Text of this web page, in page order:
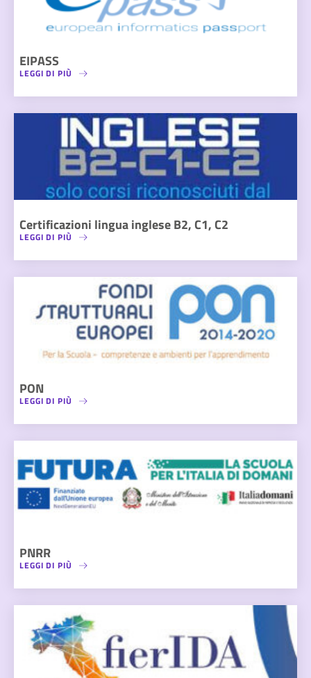
EIPASS
LEGGI DI PIÙ
Certificazioni lingua inglese B2, C1, C2
LEGGI DI PIÙ
PON
LEGGI DI PIÙ
PNRR
LEGGI DI PIÙ